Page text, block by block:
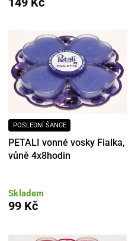
POSLEDNÍ ŠANCE
PETALI vonné vosky Fialka,
vůně 4x8hodin
Skladem
99 Kč